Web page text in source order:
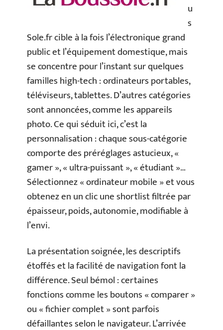
u
s
Sole.fr cible à la fois l’électronique grand
public et l’équipement domestique, mais
se concentre pour l’instant sur quelques
familles high-tech : ordinateurs portables,
téléviseurs, tablettes. D’autres catégories
sont annoncées, comme les appareils
photo. Ce qui séduit ici, c’est la
personnalisation : chaque sous-catégorie
comporte des préréglages astucieux, «
gamer », « ultra-puissant », « étudiant »…
Sélectionnez « ordinateur mobile » et vous
obtenez en un clic une shortlist filtrée par
épaisseur, poids, autonomie, modifiable à
l’envi.
La présentation soignée, les descriptifs
étoffés et la facilité de navigation font la
différence. Seul bémol : certaines
fonctions comme les boutons « comparer »
ou « fichier complet » sont parfois
défaillantes selon le navigateur. L’arrivée